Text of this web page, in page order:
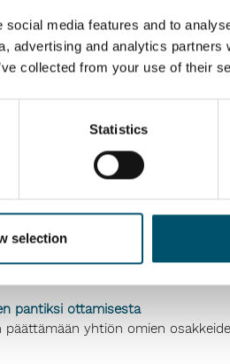
media features and to
advertising and analytics partners
collected from your use of their
Statistics
selection
ehdotuksen mukaisesti
Reinikkala, Sebastian
uudeksi jäseneksi. Jäsenet
KPMG Oy Ab:n, joka
maksetaan
päätti hallituksen
kohtuullisen laskun mukaan.
pantiksi ottamisesta
yhtiön omien